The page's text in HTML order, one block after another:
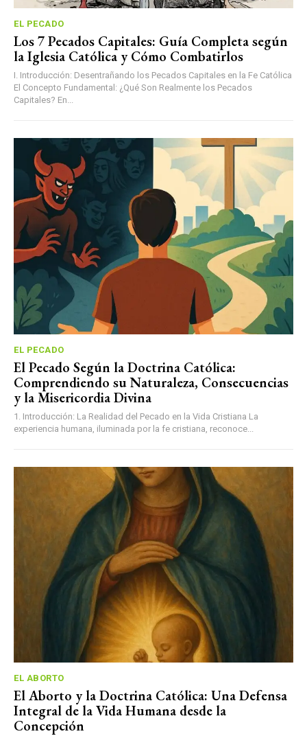
EL PECADO
Los 7 Pecados Capitales: Guía Completa según
la Iglesia Católica y Cómo Combatirlos
I. Introducción: Desentrañando los Pecados Capitales en la Fe Católica
El Concepto Fundamental: ¿Qué Son Realmente los Pecados
Capitales? En...
EL PECADO
El Pecado Según la Doctrina Católica:
Comprendiendo su Naturaleza, Consecuencias
y la Misericordia Divina
1. Introducción: La Realidad del Pecado en la Vida Cristiana La
experiencia humana, iluminada por la fe cristiana, reconoce...
EL ABORTO
El Aborto y la Doctrina Católica: Una Defensa
Integral de la Vida Humana desde la
Concepción